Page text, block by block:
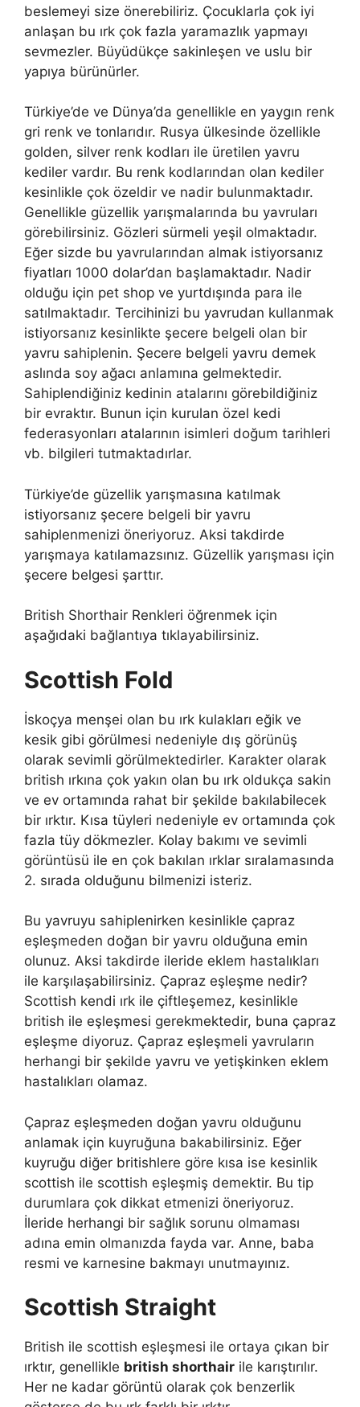
beslemeyi size önerebiliriz. Çocuklarla çok iyi
anlaşan bu ırk çok fazla yaramazlık yapmayı
sevmezler. Büyüdükçe sakinleşen ve uslu bir
yapıya bürünürler.
Türkiye’de ve Dünya’da genellikle en yaygın renk
gri renk ve tonlarıdır. Rusya ülkesinde özellikle
golden, silver renk kodları ile üretilen yavru
kediler vardır. Bu renk kodlarından olan kediler
kesinlikle çok özeldir ve nadir bulunmaktadır.
Genellikle güzellik yarışmalarında bu yavruları
görebilirsiniz. Gözleri sürmeli yeşil olmaktadır.
Eğer sizde bu yavrularından almak istiyorsanız
fiyatları 1000 dolar’dan başlamaktadır. Nadir
olduğu için pet shop ve yurtdışında para ile
satılmaktadır. Tercihinizi bu yavrudan kullanmak
istiyorsanız kesinlikte şecere belgeli olan bir
yavru sahiplenin. Şecere belgeli yavru demek
aslında soy ağacı anlamına gelmektedir.
Sahiplendiğiniz kedinin atalarını görebildiğiniz
bir evraktır. Bunun için kurulan özel kedi
federasyonları atalarının isimleri doğum tarihleri
vb. bilgileri tutmaktadırlar.
Türkiye’de güzellik yarışmasına katılmak
istiyorsanız şecere belgeli bir yavru
sahiplenmenizi öneriyoruz. Aksi takdirde
yarışmaya katılamazsınız. Güzellik yarışması için
şecere belgesi şarttır.
British Shorthair Renkleri öğrenmek için
aşağıdaki bağlantıya tıklayabilirsiniz.
Scottish Fold
İskoçya menşei olan bu ırk kulakları eğik ve
kesik gibi görülmesi nedeniyle dış görünüş
olarak sevimli görülmektedirler. Karakter olarak
british ırkına çok yakın olan bu ırk oldukça sakin
ve ev ortamında rahat bir şekilde bakılabilecek
bir ırktır. Kısa tüyleri nedeniyle ev ortamında çok
fazla tüy dökmezler. Kolay bakımı ve sevimli
görüntüsü ile en çok bakılan ırklar sıralamasında
2. sırada olduğunu bilmenizi isteriz.
Bu yavruyu sahiplenirken kesinlikle çapraz
eşleşmeden doğan bir yavru olduğuna emin
olunuz. Aksi takdirde ileride eklem hastalıkları
ile karşılaşabilirsiniz. Çapraz eşleşme nedir?
Scottish kendi ırk ile çiftleşemez, kesinlikle
british ile eşleşmesi gerekmektedir, buna çapraz
eşleşme diyoruz. Çapraz eşleşmeli yavruların
herhangi bir şekilde yavru ve yetişkinken eklem
hastalıkları olamaz.
Çapraz eşleşmeden doğan yavru olduğunu
anlamak için kuyruğuna bakabilirsiniz. Eğer
kuyruğu diğer britishlere göre kısa ise kesinlik
scottish ile scottish eşleşmiş demektir. Bu tip
durumlara çok dikkat etmenizi öneriyoruz.
İleride herhangi bir sağlık sorunu olmaması
adına emin olmanızda fayda var. Anne, baba
resmi ve karnesine bakmayı unutmayınız.
Scottish Straight
British ile scottish eşleşmesi ile ortaya çıkan bir
ırktır, genellikle british shorthair ile karıştırılır.
Her ne kadar görüntü olarak çok benzerlik